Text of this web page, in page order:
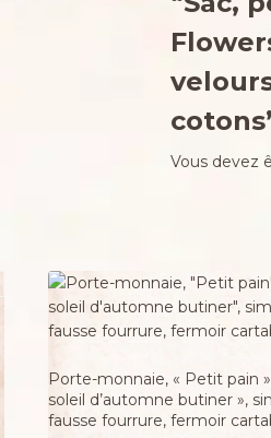
Vous devez
Porte-monnaie, « Petit pain
soleil d’automne butiner »,
fausse fourrure, fermoir